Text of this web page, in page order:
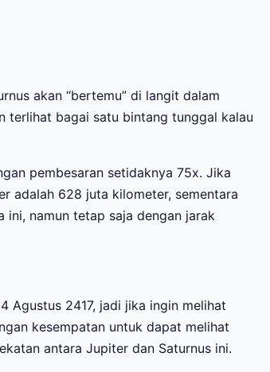
akan “bertemu” di langit dalam
terlihat bagai satu bintang tunggal kalau
pembesaran setidaknya 75x. Jika
adalah 628 juta kilometer, sementara
ini, namun tetap saja dengan jarak
Agustus 2417, jadi jika ingin melihat
kesempatan untuk dapat melihat
antara Jupiter dan Saturnus ini.